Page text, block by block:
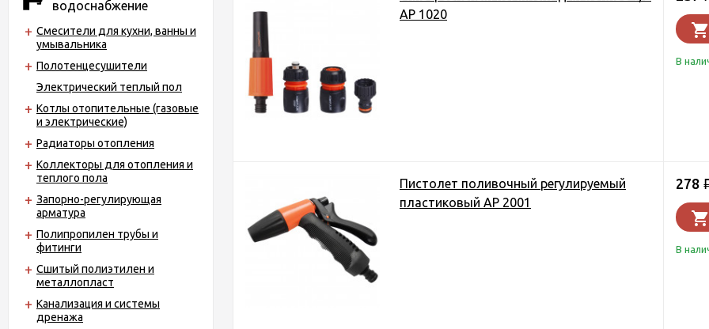
водоснабжение
Смесители для кухни, ванны и
умывальника
Полотенцесушители
Электрический теплый пол
Котлы отопительные (газовые
и электрические)
Радиаторы отопления
Коллекторы для отопления и
теплого пола
Запорно-регулирующая
арматура
Полипропилен трубы и
фитинги
Сшитый полиэтилен и
металлопласт
Канализация и системы
дренажа
AP 1020
В
Пистолет поливочный регулируемый
пластиковый AP 2001
278
В